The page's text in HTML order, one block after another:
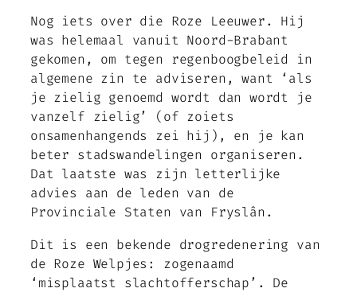
Nog iets over die Roze Leeuwer. Hij
was helemaal vanuit Noord-Brabant
gekomen, om tegen regenboogbeleid in
algemene zin te adviseren, want ‘als
je zielig genoemd wordt dan wordt je
vanzelf zielig’ (of zoiets
onsamenhangends zei hij), en je kan
beter stadswandelingen organiseren.
Dat laatste was zijn letterlijke
advies aan de leden van de
Provinciale Staten van Fryslân.
Dit is een bekende drogredenering van
de Roze Welpjes: zogenaamd
‘misplaatst slachtofferschap’. De